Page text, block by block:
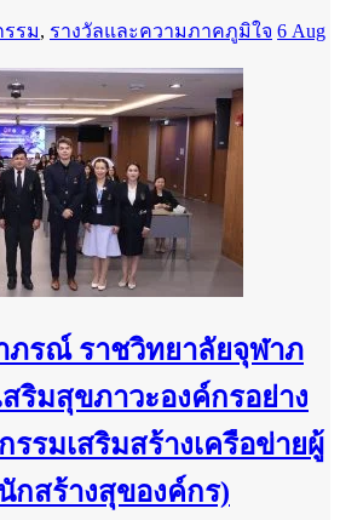
รม, รางวัลและความภาคภูมิใจ 6 Aug
ภรณ์ ราชวิทยาลัยจุฬาภ
ริมสุขภาวะองค์กรอย่าง
รรมเสริมสร้างเครือข่ายผู้
กสร้างสุของค์กร)